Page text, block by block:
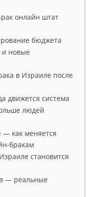
онлайн штат
бюджета
и новые
в Израиле после
движется система
людей
— как меняется
бракам
становится
— реальные